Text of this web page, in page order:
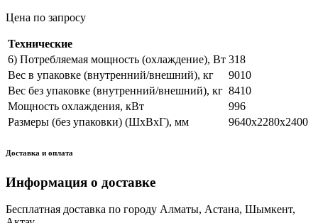
Цена по запросу
Технические
6) Потребляемая мощность (охлаждение), Вт 318
Вес в упаковке (внутренний/внешний), кг
9010
Вес без упаковке (внутренний/внешний), кг 8410
Мощность охлаждения, кВт
996
Размеры (без упаковки) (ШхВхГ), мм
9640х2280х2400
Доставка и оплата
Информация о доставке
Бесплатная доставка по городу Алматы, Астана, Шымкент,